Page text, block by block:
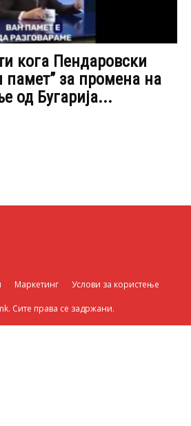
кога Пендаровски
памет” за промена на
од Бугарија...
Маркетинг Услови за користење
Сите права се задржани.